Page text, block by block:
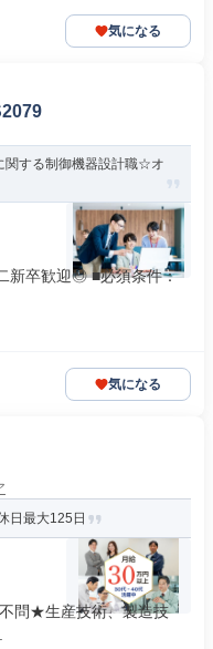
気になる
関する制御機器設計職☆オ
新卒歓迎◎ ■必須条件：
気になる
日最大125日
問★生産技術、製造技